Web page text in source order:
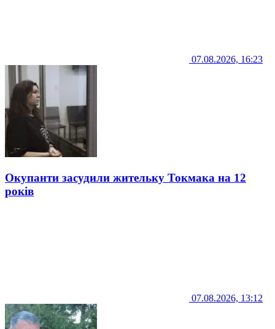
07.08.2026, 16:23
Окупанти засудили жительку Токмака на 12
років
07.08.2026, 13:12